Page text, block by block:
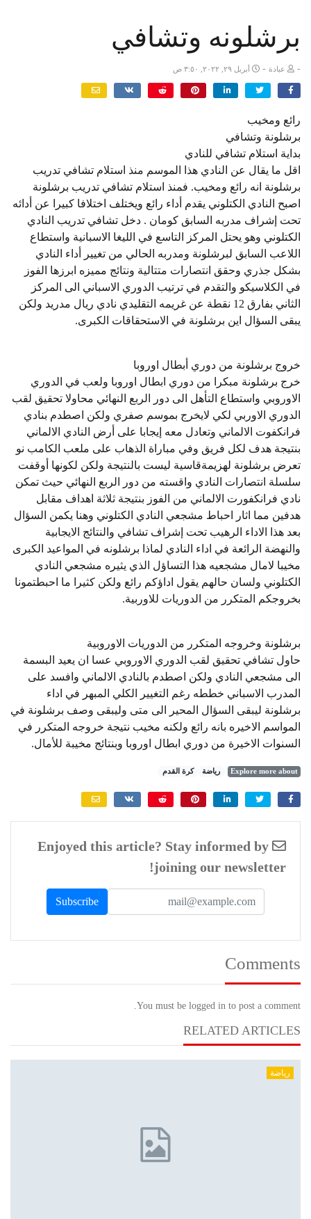
برشلونه وتشافي
- عبادة - أبريل ٢٩, ٢٠٢٢, ٣:٥٠ ص
رائع ومخيب
برشلونة وتشافي
بداية استلام تشافي للنادي
اقل ما يقال عن النادي هذا الموسم منذ استلام تشافي تدريب
برشلونة انه رائع ومخيب. فمنذ استلام تشافي تدريب برشلونة
اصبح النادي الكتلوني يقدم أداء رائع ويختلف اختلافا كبيرا عن أدائه
تحت إشراف مدربه السابق كومان . دخل تشافي تدريب النادي
الكتلوني وهو يحتل المركز التاسع في الليغا الاسبانية واستطاع
اللاعب السابق لبرشلونة ومدربه الحالي من تغيير أداء النادي
بشكل جذري وحقق انتصارات متتالية ونتائج مميزه ابرزها الفوز
في الكلاسيكو والتقدم في ترتيب الدوري الاسباني الى المركز
الثاني بفارق 12 نقطة عن غريمه التقليدي نادي ريال مدريد ولكن
يبقى السؤال اين برشلونة في الاستحقاقات الكبرى.
خروج برشلونة من دوري أبطال اوروبا
خرج برشلونة مبكرا من دوري ابطال اوروبا ولعب في الدوري
الاوروبي واستطاع التأهل الى دور الربع النهائي محاولا تحقيق لقب
الدوري الاوربي لكي لايخرج بموسم صفري ولكن اصطدم بنادي
فرانكفوت الالماني وتعادل معه إيجابا على أرض النادي الالماني
بنتيجة هدف لكل فريق وفي مباراة الذهاب على ملعب الكامب نو
تعرض برشلونة لهزيمةقاسية ليست بالنتيجة ولكن لكونها أوقفت
سلسلة انتصارات النادي واقسته من دور الربع النهائي حيث تمكن
نادي فرانكفورت الالماني من الفوز بنتيجة ثلاثة اهداف مقابل
هدفين مما اثار احباط مشجعي النادي الكتلوني وهنا يكمن السؤال
بعد هذا الاداء الرهيب تحت إشراف تشافي والنتائج الايجابية
والنهضة الرائعة في اداء النادي لماذا برشلونه في المواعيد الكبرى
مخيبا لامال مشجعيه هذا التساؤل الذي يثيره مشجعي النادي
الكتلوني ولسان حالهم يقول اداؤكم رائع ولكن كثيرا ما احبطتمونا
بخروجكم المتكرر من الدوريات للاوربية.
برشلونة وخروجه المتكرر من الدوريات الاوروبية
حاول تشافي تحقيق لقب الدوري الاوروبي عسا ان يعيد البسمة
الى مشجعي النادي ولكن اصطدم بالنادي الالماني وافسد على
المدرب الاسباني خططه رغم التغيير الكلي المبهر في اداء
برشلونة ليبقى السؤال المحير الى متى وليبقى وصف برشلونة في
المواسم الاخيره بانه رائع ولكنه مخيب نتيجة خروجه المتكرر في
السنوات الاخيرة من دوري ابطال اوروبا وبنتائج مخيبة للأمال.
Explore more about رياضة كرة القدم
Enjoyed this article? Stay informed by
joining our newsletter!
Comments
You must be logged in to post a comment.
RELATED ARTICLES
رياضة